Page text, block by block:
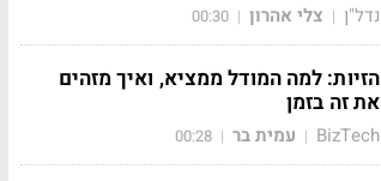
נדל"ן | צלי אהרון |
00:30
הזיות: למה המודל ממציא, ואיך מזהים
את זה בזמן
BizTech
| עמית בר |
00:28